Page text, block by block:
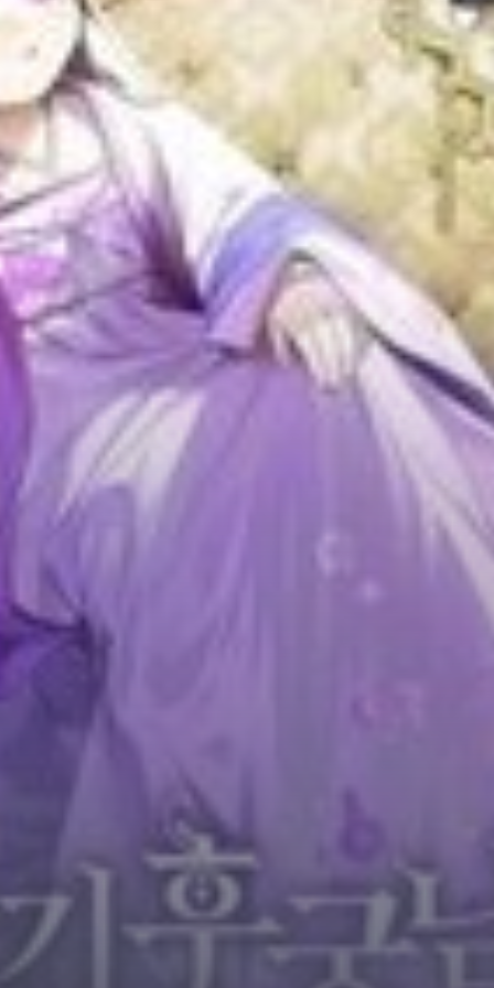
Adventure
Tu Tiên
Ngôn Tình
School Life
Manga
Supernatural
Xuyên Không
Shounen
Webtoon
Horror
Psychological
Martial Arts
#Sủng Ngọt
Hiện Đại